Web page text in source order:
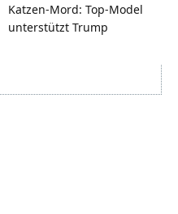
Katzen-Mord: Top-Model
unterstützt Trump